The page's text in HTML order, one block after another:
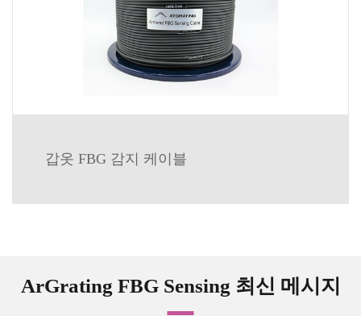
갑옷 FBG 감지 케이블
ArGrating FBG Sensing 최신 메시지